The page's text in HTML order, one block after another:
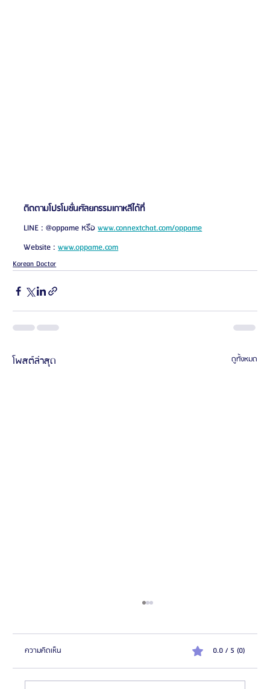
ติดตามโปรโมชั่นศัลยกรรมเกาหลีได้ที่
LINE : @oppame หรือ www.connextchat.com/oppame
Website : www.oppame.com
Korean Doctor
โพสต์ล่าสุด ดูทั้งหมด
ความคิดเห็น 0.0 / 5 (0)